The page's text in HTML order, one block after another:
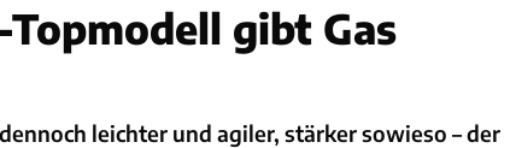
Topmodell gibt Gas
leichter und agiler, stärker sowieso – der